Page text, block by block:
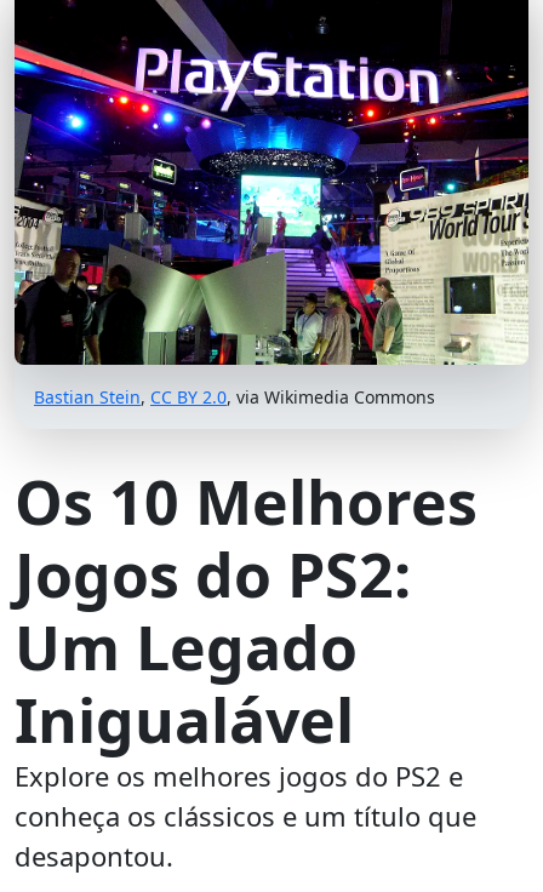
Bastian Stein, CC BY 2.0, via Wikimedia Commons
Os 10 Melhores
Jogos do PS2:
Um Legado
Inigualável
Explore os melhores jogos do PS2 e
conheça os clássicos e um título que
desapontou.